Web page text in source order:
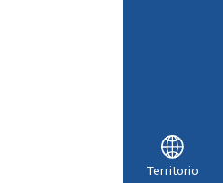
Territorio